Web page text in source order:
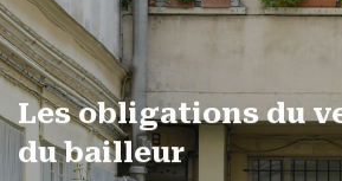
Les obligationsdu
du bailleur